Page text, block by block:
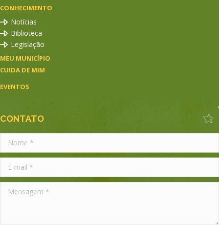
CONHECIMENTO
Notícias
Biblioteca
Legislação
MEU MUNICÍPIO
CUIDA DE MIM
EVENTOS
CONTATO
Nome *
E-mail *
Mensagem *